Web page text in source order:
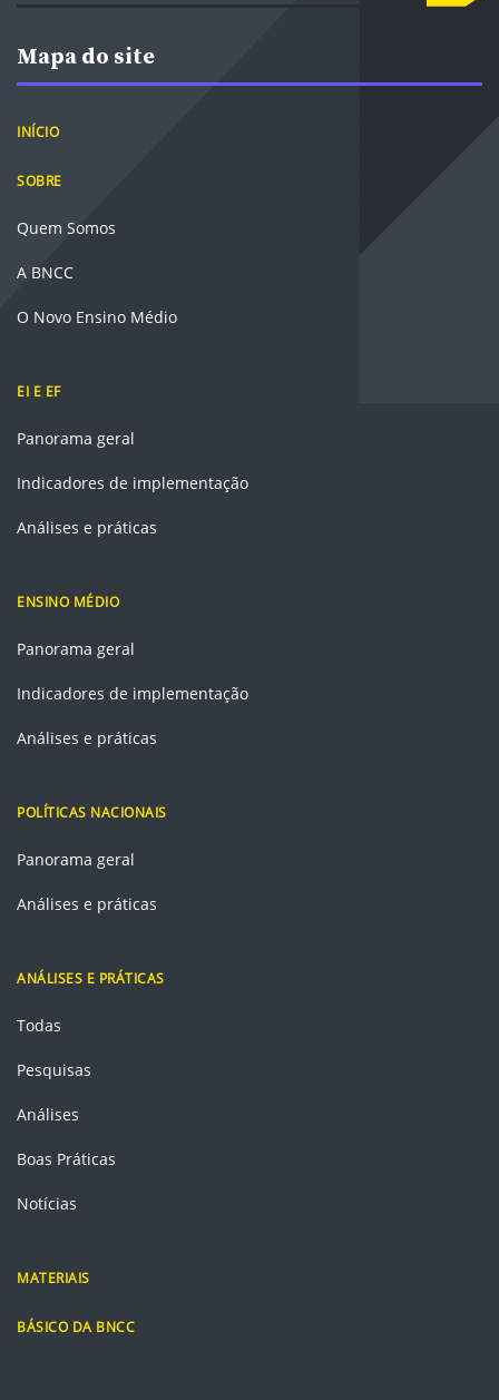
Mapa do site
INÍCIO
SOBRE
Quem Somos
A BNCC
O Novo Ensino Médio
EI E EF
Panorama geral
Indicadores de implementação
Análises e práticas
ENSINO MÉDIO
Panorama geral
Indicadores de implementação
Análises e práticas
POLÍTICAS NACIONAIS
Panorama geral
Análises e práticas
ANÁLISES E PRÁTICAS
Todas
Pesquisas
Análises
Boas Práticas
Notícias
MATERIAIS
BÁSICO DA BNCC